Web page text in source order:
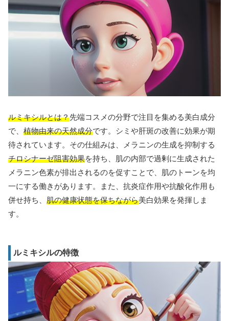
ルミキシルとは？先端コスメの分野で注目を集める美白成分
で、 植物由来の天然成分です。シミや肝斑の改善に効果が期
待されています。その仕組みは、メラニンの生成を抑制する
チロシナーゼ阻害効果を持ち、肌の内部で過剰に生成された
メラニン色素が排出されるのを促すことで、肌のトーンを均
一にする働きがあります。また、抗炎症作用や抗酸化作用も
併せ持ち、 肌の健康状態を保ちながら美白効果を発揮しま
す。
ルミキシルの特徴